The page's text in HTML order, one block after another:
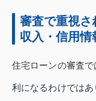
審査で重視さ
収入・信用情
住宅ローンの審査
利になるわけでは